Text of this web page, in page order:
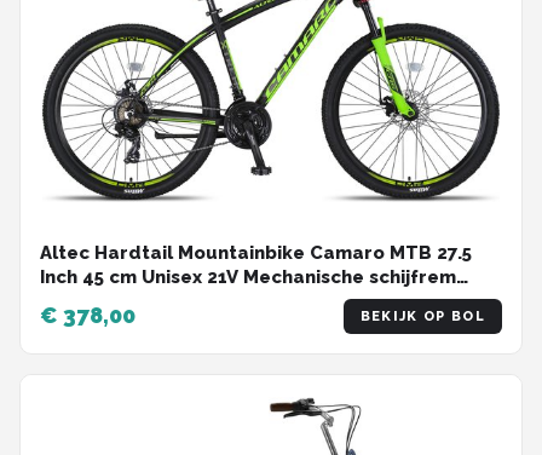
Altec Hardtail Mountainbike Camaro MTB 27.5
Inch 45 cm Unisex 21V Mechanische schijfrem
€ 378,00 BEKIJK OP BOL